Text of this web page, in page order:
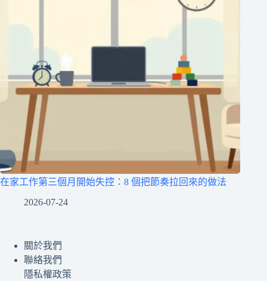
在家工作第三個月開始失控：8 個把節奏拉回來的做法
2026-07-24
關於我們
聯絡我們
隱私權政策